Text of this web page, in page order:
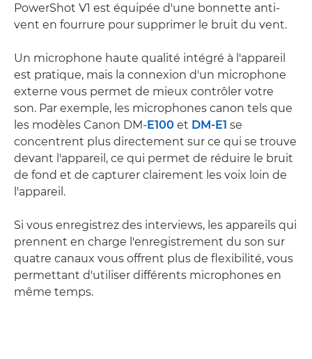
PowerShot V1 est équipée d'une bonnette anti-
vent en fourrure pour supprimer le bruit du vent.
Un microphone haute qualité intégré à l'appareil
est pratique, mais la connexion d'un microphone
externe vous permet de mieux contrôler votre
son. Par exemple, les microphones canon tels que
les modèles Canon DM-E100 et DM-E1 se
concentrent plus directement sur ce qui se trouve
devant l'appareil, ce qui permet de réduire le bruit
de fond et de capturer clairement les voix loin de
l'appareil.
Si vous enregistrez des interviews, les appareils qui
prennent en charge l'enregistrement du son sur
quatre canaux vous offrent plus de flexibilité, vous
permettant d'utiliser différents microphones en
même temps.